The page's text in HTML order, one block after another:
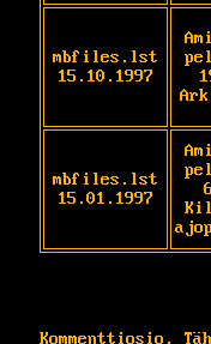
mbfiles.lst
15.10.1997
mbfiles.lst
15.01.1997
Kommenttiosio.